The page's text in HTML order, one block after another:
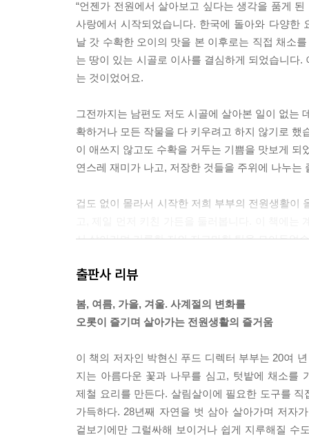
“언젠가 전원에서 살아보고 싶다는 생각을 품게
사랑에서 시작되었습니다. 한국에 돌아와 다양한
날 갓 수확한 오이의 맛을 본 이후로는 직접 채소
는 땅이 있는 시골로 이사를 결심하게 되었습니다
는 것이었어요.
그전까지는 남편도 저도 시골에 살아본 일이 없는
확하거나 모든 작물을 다 키우려고 하지 않기로
이 애쓰지 않고도 수확을 거두는 기쁨을 맛보게
연스레 재미가 나고, 저장한 것들을 주위에 나누는
겁도 없이 몰라서 시작한 저희 부부의 전원생활이
서 살아가며 기록한 저의 자그마한 팁을 모아두었
---「프롤로그」중에서
출판사 리뷰
봄, 여름, 가을, 겨울. 사계절의 변화를
오롯이 즐기며 살아가는 전원생활의 즐거움
이 책의 저자인 박현신 푸드 디렉터 부부는 20여
지는 아름다운 꽃과 나무를 심고, 텃밭에 채소를
제철 요리를 만든다. 살림살이에 필요한 도구를
가득하다. 28년째 자연을 벗 삼아 살아가며 저자
겉보기에만 그럴싸해 보이거나 쉽게 지루해질 수